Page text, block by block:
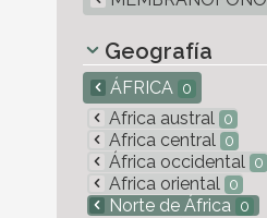
Geografía
ÁFRICA 0
Africa austral 0
Africa central 0
África occidental 0
Africa oriental 0
Norte de África 0